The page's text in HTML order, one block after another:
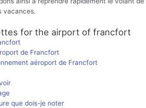
vacances.
for the airport of francfort
de Francfort
aéroport de Francfort
que dois-je noter